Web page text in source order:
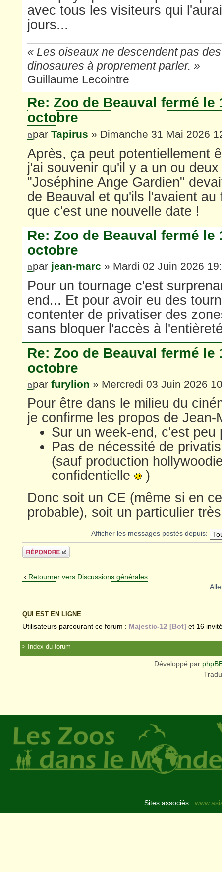
avec tous les visiteurs qui
jours...
« Les oiseaux ne descendent pas
dinosaures à proprement parler. »
Guillaume Lecointre
Re: Zoo de Beauval fermé le
octobre
par Tapirus » Dimanche 31 Mai 2026
Après, ça peut potentiellement
j'ai souvenir qu'il y a un ou
"Joséphine Ange Gardien"
de Beauval et qu'ils l'avaient
que c'est une nouvelle date !
Re: Zoo de Beauval fermé le
octobre
par jean-marc » Mardi 02 Juin 2026
Pour un tournage c'est
end... Et pour avoir eu des
contenter de privatiser des
sans bloquer l'accès à
Re: Zoo de Beauval fermé le
octobre
par furylion » Mercredi 03 Juin 2026
Pour être dans le milieu du
je confirme les propos de Jean-
Sur un week-end, c'est peu
Pas de nécessité de
(sauf production
confidentielle
)
Donc soit un CE (même si en
probable), soit un particulier
Afficher les messages postés depuis:
Répondre
Retourner vers Discussions générales
QUI EST EN LIGNE
Utilisateurs parcourant ce forum : Majestic-12 [Bot] et 16
Index du forum
Développé par
Sites associés :